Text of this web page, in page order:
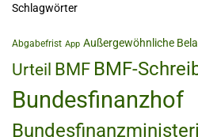
Schlagwörter
Abgabefrist App Außergewöhnliche
Urteil BMF BMF-
Bundesfinanzhof